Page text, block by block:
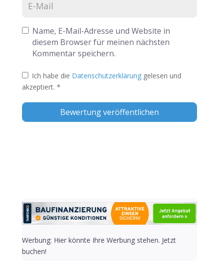
Name, E-Mail-Adresse und Website in
diesem Browser für meinen nächsten
Kommentar speichern.
Ich habe die Datenschutzerklärung gelesen und
akzeptiert. *
Werbung: Hier könnte Ihre Werbung stehen. Jetzt
buchen!